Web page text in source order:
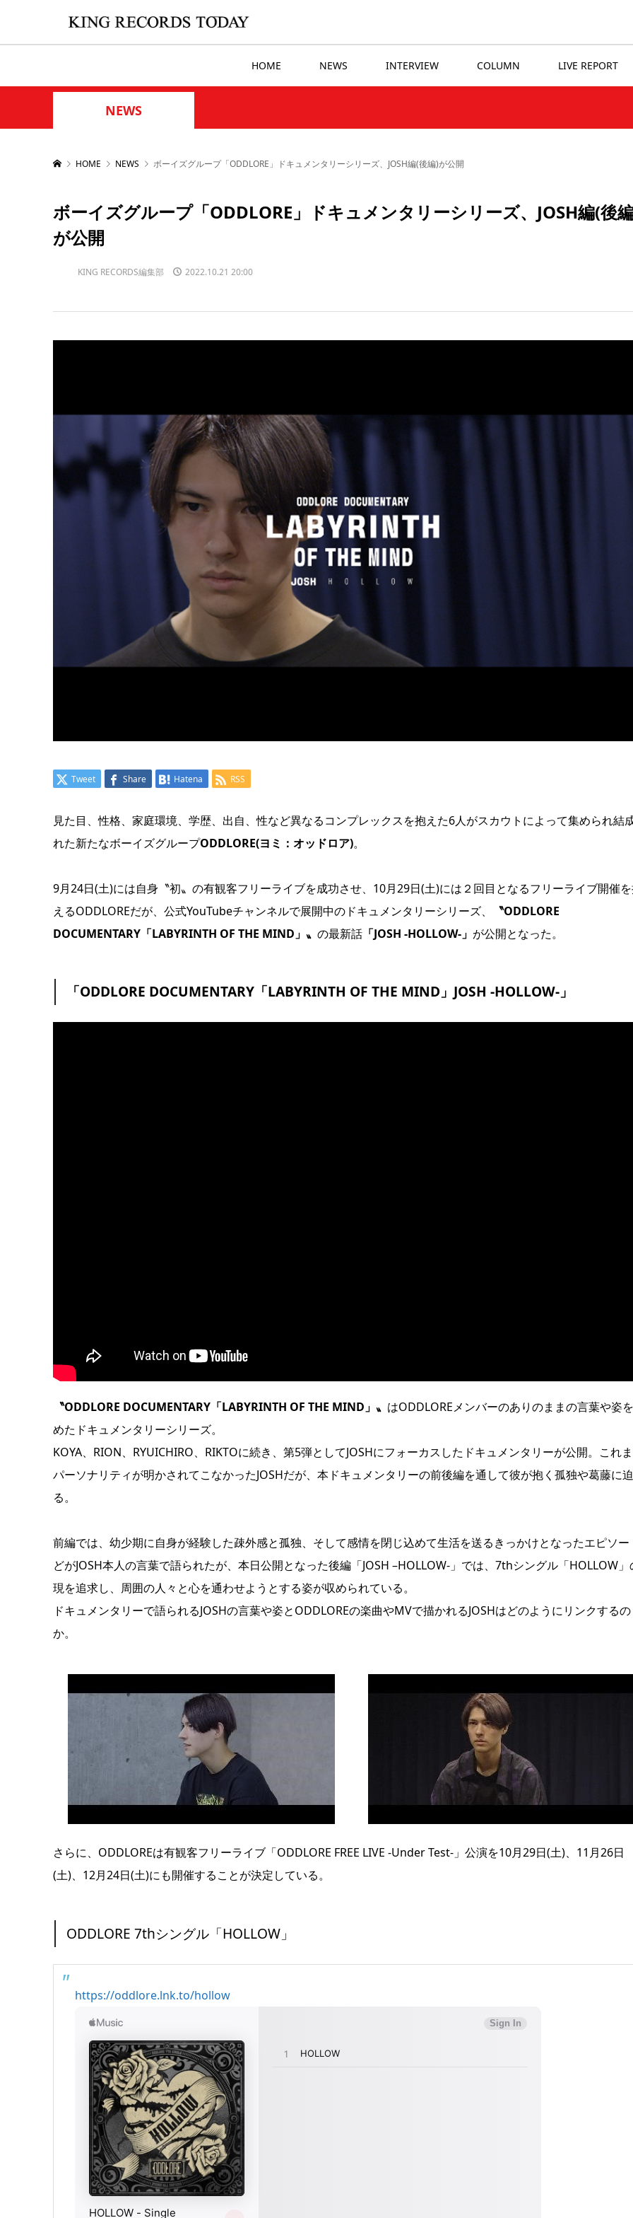
HOME NEWS INTERVIEW COLUMN LIVE REPORT
NEWS
HOME NEWS ボーイズグループ「ODDLORE」ドキュメンタリーシリーズ、JOSH編(後編)が公開
ボーイズグループ「ODDLORE」ドキュメンタリーシリーズ、JOSH編(後
が公開
KING RECORDS編集部 2022.10.21 20:00
Tweet Share Hatena RSS
見た目、性格、家庭環境、学歴、出自、性など異なるコンプレックスを抱えた6人がスカウトによって集められ結
れた新たなボーイズグループODDLORE(ヨミ：オッドロア)。
9月24日(土)には自身〝初〟の有観客フリーライブを成功させ、10月29日(土)には２回目となるフリーライブ開催
えるODDLOREだが、公式YouTubeチャンネルで展開中のドキュメンタリーシリーズ、
〝ODDLORE
DOCUMENTARY「LABYRINTH OF THE MIND」〟 の最新話「JOSH -HOLLOW-」 が公開となった。
「ODDLORE DOCUMENTARY「LABYRINTH OF THE MIND」JOSH -HOLLOW-」
〝ODDLORE DOCUMENTARY「LABYRINTH OF THE MIND」〟 はODDLOREメンバーのありのままの言葉や姿
めたドキュメンタリーシリーズ。
KOYA、RION、RYUICHIRO、RIKTOに続き、第5弾としてJOSHにフォーカスしたドキュメンタリーが公開。これ
パーソナリティが明かされてこなかったJOSHだが、本ドキュメンタリーの前後編を通して彼が抱く孤独や葛藤に迫
る。
前編では、幼少期に自身が経験した疎外感と孤独、そして感情を閉じ込めて生活を送るきっかけとなったエピソー
どがJOSH本人の言葉で語られたが、本日公開となった後編「JOSH –HOLLOW-」では、7thシングル「HOLLOW」
現を追求し、周囲の人々と心を通わせようとする姿が収められている。
ドキュメンタリーで語られるJOSHの言葉や姿とODDLOREの楽曲やMVで描かれるJOSHはどのようにリンクするの
か。
さらに、ODDLOREは有観客フリーライブ「ODDLORE FREE LIVE -Under Test-」公演を10月29日(土)、11月26日
(土)、12月24日(土)にも開催することが決定している。
ODDLORE 7thシングル「HOLLOW」
https://oddlore.lnk.to/hollow